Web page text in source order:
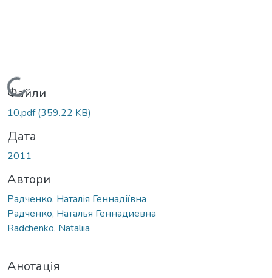
Вантажиться...
Файли
10.pdf(359.22 KB)
Дата
2011
Автори
Радченко, Наталія Геннадіївна
Радченко, Наталья Геннадиевна
Radchenko, Nataliia
Анотація